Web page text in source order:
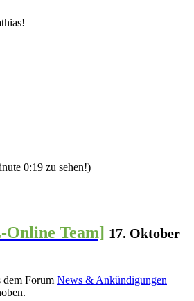
0:19 zu sehen!)
Team] 17. Oktober
dem Forum News & Ankündigungen